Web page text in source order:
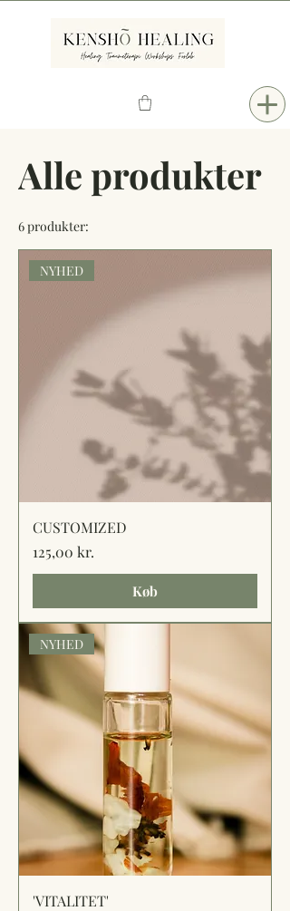
Alle produkter
6 produkter:
NYHED
CUSTOMIZED
Pris
125,00 kr.
Køb
NYHED
'VITALITET'